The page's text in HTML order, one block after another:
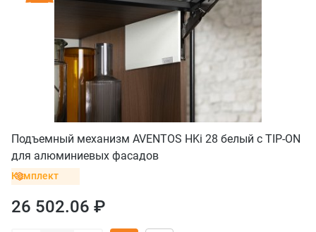
Подъемный механизм AVENTOS HKi 28 белый с TIP-ON
для алюминиевых фасадов
Комплект
26 502.06 ₽